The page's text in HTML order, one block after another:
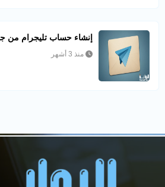
إنشاء حساب تليجرام من
منذ 3 أشهر